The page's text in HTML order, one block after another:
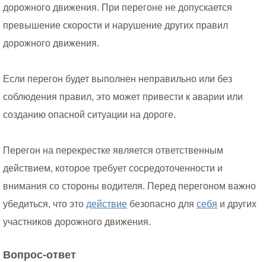
дорожного движения. При перегоне не допускается
превышение скорости и нарушение других правил
дорожного движения.
Если перегон будет выполнен неправильно или без
соблюдения правил, это может привести к аварии или
созданию опасной ситуации на дороге.
Перегон на перекрестке является ответственным
действием, которое требует сосредоточенности и
внимания со стороны водителя. Перед перегоном важно
убедиться, что это действие безопасно для себя и других
участников дорожного движения.
Вопрос-ответ